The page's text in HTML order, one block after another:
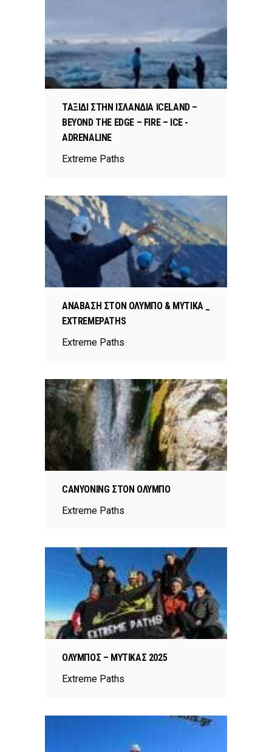
ΤΑΞΙΔΙ ΣΤΗΝ ΙΣΛΑΝΔΙΑ ICELAND –
BEYOND THE EDGE – FIRE – ICE -
ADRENALINE
Extreme Paths
ΑΝΆΒΑΣΗ ΣΤΟΝ ΌΛΥΜΠΟ & ΜΎΤΙΚΑ _
EXTREMEPATHS
Extreme Paths
CANYONING ΣΤΟΝ ΌΛΥΜΠΟ
Extreme Paths
ΌΛΥΜΠΟΣ – ΜΎΤΙΚΑΣ 2025
Extreme Paths